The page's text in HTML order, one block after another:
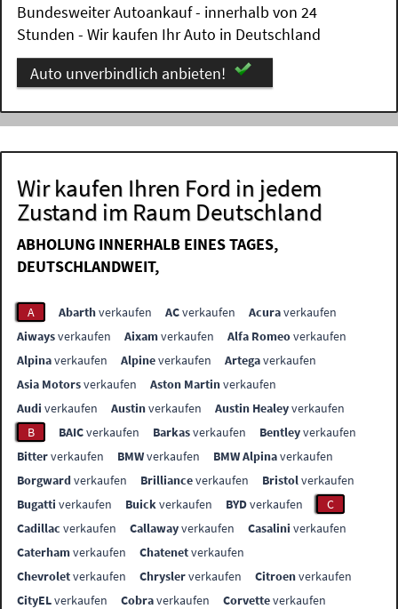
Bundesweiter Autoankauf - innerhalb von 24
Stunden - Wir kaufen Ihr Auto in Deutschland
Auto unverbindlich anbieten!
Wir kaufen Ihren Ford in jedem
Zustand im Raum Deutschland
ABHOLUNG INNERHALB EINES TAGES,
DEUTSCHLANDWEIT,
A Abarthverkaufen ACverkaufen Acuraverkaufen
Aiwaysverkaufen Aixamverkaufen Alfa Romeoverkaufen
Alpinaverkaufen Alpineverkaufen Artegaverkaufen
Asia Motorsverkaufen Aston Martinverkaufen
Audi verkaufen Austinverkaufen Austin Healeyverkaufen
B
BAICverkaufen Barkasverkaufen Bentleyverkaufen
Bitterverkaufen BMWverkaufen BMW Alpinaverkaufen
Borgwardverkaufen Brillianceverkaufen Bristolverkaufen
Bugatti verkaufen Buickverkaufen BYDverkaufen
C
Cadillac verkaufen Callawayverkaufen Casalini verkaufen
Caterhamverkaufen Chatenetverkaufen
Chevroletverkaufen Chryslerverkaufen Citroenverkaufen
CityELverkaufen Cobraverkaufen Corvetteverkaufen